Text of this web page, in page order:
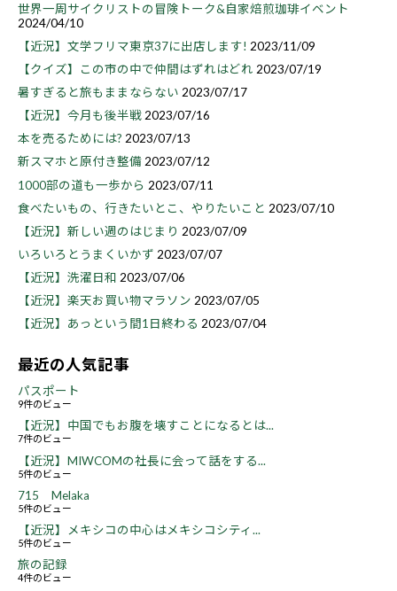
世界一周サイクリストの冒険トーク&自家焙煎珈琲イベント
2024/04/10
【近況】文学フリマ東京37に出店します! 2023/11/09
【クイズ】この市の中で仲間はずれはどれ 2023/07/19
暑すぎると旅もままならない 2023/07/17
【近況】今月も後半戦 2023/07/16
本を売るためには? 2023/07/13
新スマホと原付き整備2023/07/12
1000部の道も一歩から 2023/07/11
食べたいもの、行きたいとこ、やりたいこと 2023/07/10
【近況】新しい週のはじまり 2023/07/09
いろいろとうまくいかず 2023/07/07
【近況】洗濯日和 2023/07/06
【近況】楽天お買い物マラソン 2023/07/05
【近況】あっという間1日終わる 2023/07/04
最近の人気記事
パスポート
9件のビュー
【近況】中国でもお腹を壊すことになるとは...
7件のビュー
【近況】MIWCOMの社長に会って話をする...
5件のビュー
715 Melaka
5件のビュー
【近況】メキシコの中心はメキシコシティ...
5件のビュー
旅の記録
4件のビュー